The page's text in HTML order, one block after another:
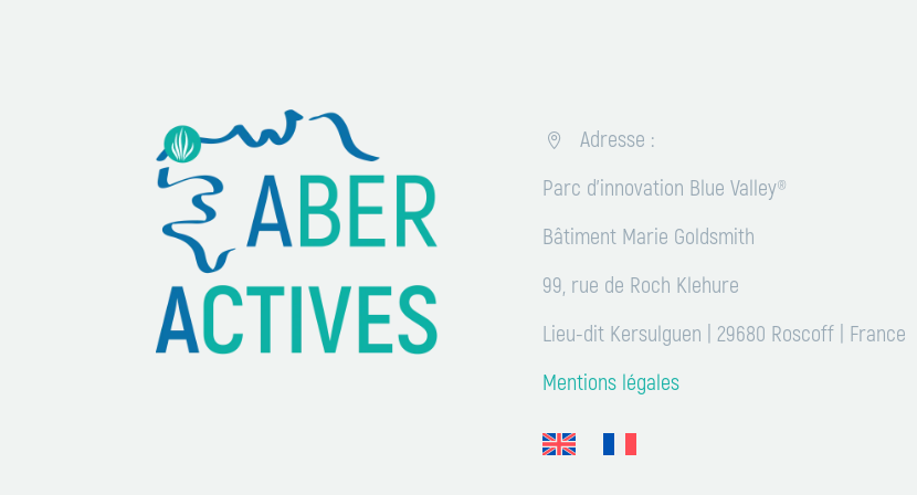


Adresse :
Parc d’innovation Blue Valley®
Bâtiment Marie Goldsmith
99, rue de Roch Klehure
Lieu-dit Kersulguen | 29680 Roscoff | France
Mentions légales